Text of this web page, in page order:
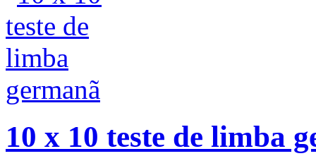
10 x 10 teste de limba